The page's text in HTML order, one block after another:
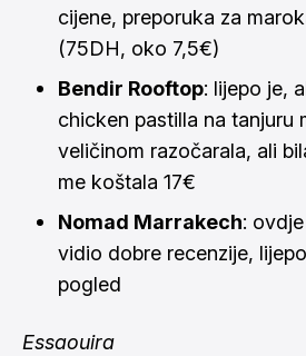
cijene, preporuka za
(75DH, oko 7,5€)
Bendir Rooftop: lijepo je,
chicken pastilla na tanjuru
veličinom razočarala, ali
me koštala 17€
Nomad Marrakech:
vidio dobre recenzije,
pogled
Essaouira